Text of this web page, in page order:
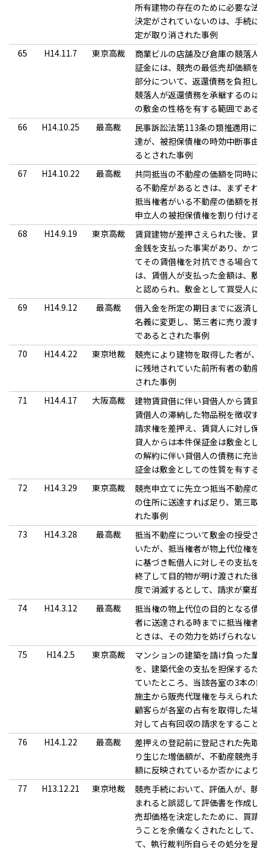
所有建物の存在のために必要な法
決定がされていないのは、手続に
定が取り消された事例
65
H14.11.7 東京高裁
商業ビルの店舗及び倉庫の競落人
証金には、競売の最低売却価額を
部分について、返還債務を負担し
競落人が返還債務を承継するのは
の敷金の性格を有する範囲である
66
H14.10.25 最高裁
民事訴訟法第113条の類推適用に
達が、被担保債権の時効中断事由
るとされた事例
67
H14.10.22 最高裁
共同抵当の不動産の価額を同時に
る不動産があるときは、まずそれ
抵当権者がいる不動産の価額を按
申立人の被担保債権を割り付ける
68
H14.9.19 東京高裁
賃貸建物が差押さえられた後、賃
金銭を支払った事実があり、かつ
てその賃借権を対抗できる場合で
は、賃借人が支払った金額は、敷
と認められ、敷金として買受人に
69
H14.9.12 最高裁
借入金を所定の期日までに返済し
名義に変更し、第三者に売り渡す
であるとされた事例
70
H14.4.22 東京地裁
競売により建物を取得した者が、
に残地されていた前所有者の動産
された事例
71
H14.4.17 大阪高裁
建物賃貸借に伴い貸借人から賃貸
賃借人の滞納した物品税を徴収す
請求権を差押え、賃貸人に対し保
貸人からは本件保証金は敷金とし
の解約に伴い貸借人の債務に充当
証金は敷金としての性質を有する
72
H14.3.29 東京高裁
競売申立てに先立つ抵当不動産の
の住所に送達すれば足り、第三取
れた事例
73
H14.3.28 最高裁
抵当不動産について敷金の授受さ
いたが、抵当権者が物上代位権を
に基づき転借人に対しその支払を
終了して目的物が明け渡された後
度で消滅するとして、請求が棄却
74
H14.3.12 最高裁
抵当権の物上代位の目的となる債
者に送達される時までに抵当権者
ときは、その効力を妨げられない
75
H14.2.5 東京高裁
マンションの建築を請け負った業
を、建築代金の支払を担保するた
ていたところ、当該各室の3本の
施主から販売代理権を与えられた
顧客らが各室の占有を取得した場
対して占有回収の請求をすること
76
H14.1.22 最高裁
差押えの登記前に登記された先取
り生じた増価額が、不動産競売手
額に反映されているか否かにより
77
H13.12.21 東京地裁
競売手続において、評価人が、競
まれると誤認して評価書を作成し
売却価格を決定したために、買請
うことを余儀なくされたとして、
て、執行裁判所自らその処分を是